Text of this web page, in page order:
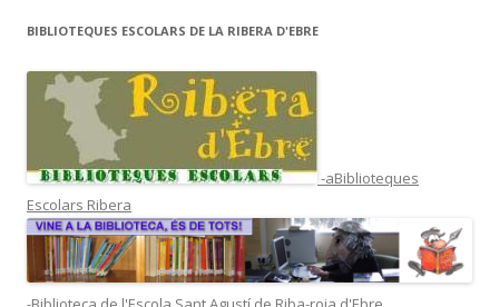
BIBLIOTEQUES ESCOLARS DE LA RIBERA D'EBRE
-aBiblioteques
Escolars Ribera